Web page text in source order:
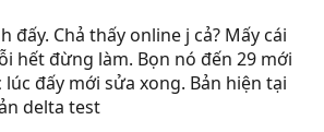
đấy. Chả thấy online j cả? Mấy cái
hết đừng làm. Bọn nó đến 29 mới
đấy mới sửa xong. Bản hiện tại
delta test